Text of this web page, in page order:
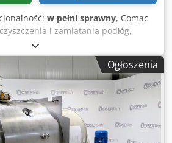
w pełni sprawny, Comac
i zamiatania podłóg,
idącego za nią. Jest to
funkcje myjki i odkurzacza,
czyszczenia powierzchni w
takich jak sklepy i siłownie, o
Cjdpfx Aqezl E Afeieha
Ogłoszenia